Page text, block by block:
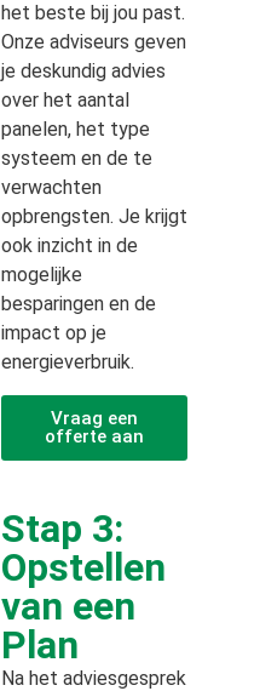
het beste bij jou past.
Onze adviseurs geven
je deskundig advies
over het aantal
panelen, het type
systeem en de te
verwachten
opbrengsten. Je krijgt
ook inzicht in de
mogelijke
besparingen en de
impact op je
energieverbruik.
Vraag een
offerte aan
Stap 3:
Opstellen
van een
Plan
Na het adviesgesprek